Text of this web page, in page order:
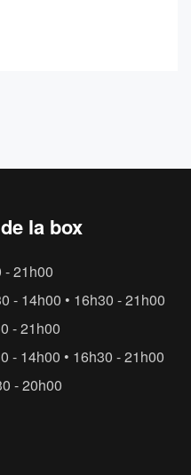
la box
- 21h00
- 14h00 • 16h30 - 21h00
- 21h00
- 14h00 • 16h30 - 21h00
- 20h00